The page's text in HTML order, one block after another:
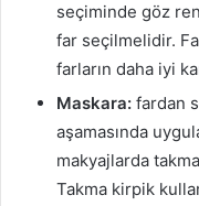
seçiminde göz
far seçilmelidir.
farların daha iyi
Maskara: fardan
aşamasında
makyajlarda
Takma kirpik